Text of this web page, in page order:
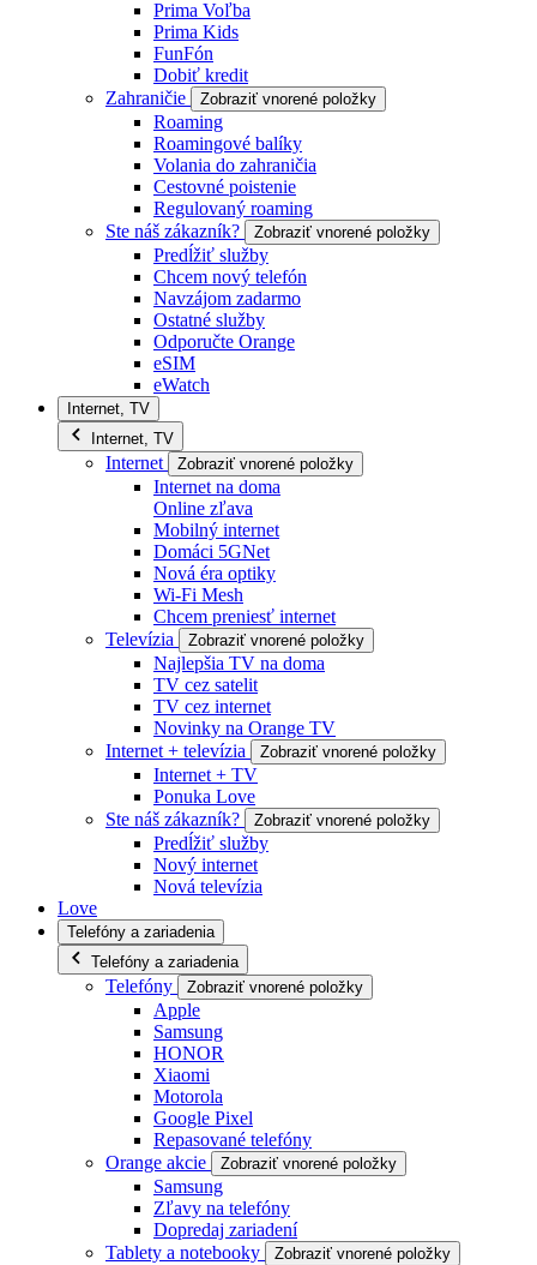
Prima Voľba
Prima Kids
FunFón
Dobiť kredit
Zahraničie
Zobraziť vnorené položky
Roaming
Roamingové balíky
Volania do zahraničia
Cestovné poistenie
Regulovaný roaming
Ste náš zákazník?
Zobraziť vnorené položky
Predĺžiť služby
Chcem nový telefón
Navzájom zadarmo
Ostatné služby
Odporučte Orange
eSIM
eWatch
Internet, TV
Internet, TV
Internet Zobraziť vnorené položky
Internet na doma
Online zľava
Mobilný internet
Domáci 5GNet
Nová éra optiky
Wi-Fi Mesh
Chcem preniesť internet
Televízia
Zobraziť vnorené položky
Najlepšia TV na doma
TV cez satelit
TV cez internet
Novinky na Orange TV
Internet + televízia
Zobraziť vnorené položky
Internet + TV
Ponuka Love
Ste náš zákazník?
Zobraziť vnorené položky
Predĺžiť služby
Nový internet
Nová televízia
Love
Telefóny a zariadenia
Telefóny a zariadenia
Telefóny Zobraziť vnorené položky
Apple
Samsung
HONOR
Xiaomi
Motorola
Google Pixel
Repasované telefóny
Orange akcie
Zobraziť vnorené položky
Samsung
Zľavy na telefóny
Dopredaj zariadení
Tablety a notebooky
Zobraziť vnorené položky